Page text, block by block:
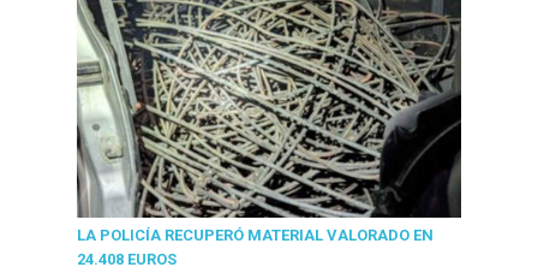
LA POLICÍA RECUPERÓ MATERIAL VALORADO EN
24.408 EUROS